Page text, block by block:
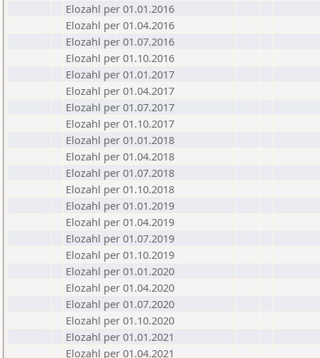
Elozahl per 01.01.2016
Elozahl per 01.04.2016
Elozahl per 01.07.2016
Elozahl per 01.10.2016
Elozahl per 01.01.2017
Elozahl per 01.04.2017
Elozahl per 01.07.2017
Elozahl per 01.10.2017
Elozahl per 01.01.2018
Elozahl per 01.04.2018
Elozahl per 01.07.2018
Elozahl per 01.10.2018
Elozahl per 01.01.2019
Elozahl per 01.04.2019
Elozahl per 01.07.2019
Elozahl per 01.10.2019
Elozahl per 01.01.2020
Elozahl per 01.04.2020
Elozahl per 01.07.2020
Elozahl per 01.10.2020
Elozahl per 01.01.2021
Elozahl per 01.04.2021